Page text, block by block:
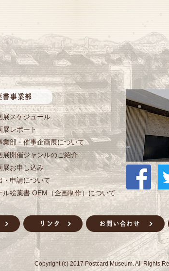
展スケジュール
展レポート
業部・催事企画展について
展開催ジャンルのご紹介
展お申し込み
・申請について
ル絵葉書 OEM（企画制作）について
Copyright (c) 2017 Postcard Museum. All Rights